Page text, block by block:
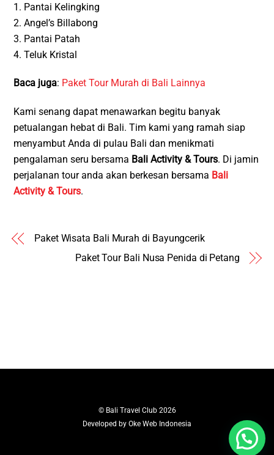
1. Pantai Kelingking
2. Angel’s Billabong
3. Pantai Patah
4. Teluk Kristal
Baca juga: Paket Tour Murah di Bali Lainnya
Kami senang dapat menawarkan begitu banyak
petualangan hebat di Bali. Tim kami yang ramah siap
menyambut Anda di pulau Bali dan menikmati
pengalaman seru bersama Bali Activity & Tours. Di jamin
perjalanan tour anda akan berkesan bersama Bali
Activity & Tours.
Paket Wisata Bali Murah di Bayungcerik
Paket Tour Bali Nusa Penida di Petang
© Bali Travel Club2026
Developed by Oke Web Indonesia